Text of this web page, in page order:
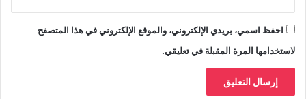
احفظ اسمي، بريدي الإلكتروني، والموقع الإلكتروني في هذا المتصفح
لاستخدامها المرة المقبلة في تعليقي.